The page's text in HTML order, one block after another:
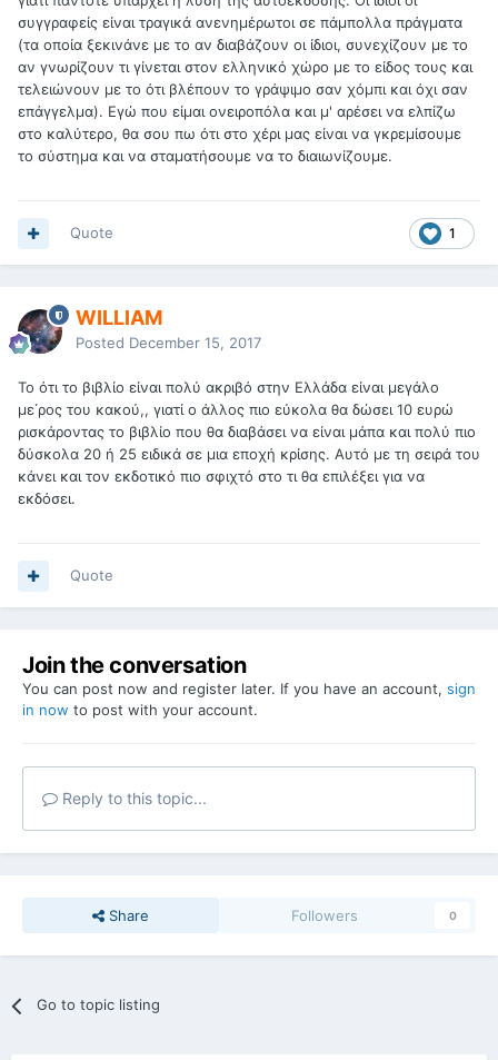
συγγραφείς είναι τραγικά ανενημέρωτοι σε πάμπολλα πράγματα
(τα οποία ξεκινάνε με το αν διαβάζουν οι ίδιοι, συνεχίζουν με το
αν γνωρίζουν τι γίνεται στον ελληνικό χώρο με το είδος τους και
τελειώνουν με το ότι βλέπουν το γράψιμο σαν χόμπι και όχι σαν
επάγγελμα). Εγώ που είμαι ονειροπόλα και μ' αρέσει να ελπίζω
στο καλύτερο, θα σου πω ότι στο χέρι μας είναι να γκρεμίσουμε
το σύστημα και να σταματήσουμε να το διαιωνίζουμε.
1
Quote
WILLIAM
Posted December 15, 2017
Το ότι το βιβλίο είναι πολύ ακριβό στην Ελλάδα είναι μεγάλο
με΄ρος του κακού,, γιατί ο άλλος πιο εύκολα θα δώσει 10 ευρώ
ρισκάροντας το βιβλίο που θα διαβάσει να είναι μάπα και πολύ πιο
δύσκολα 20 ή 25 ειδικά σε μια εποχή κρίσης. Αυτό με τη σειρά του
κάνει και τον εκδοτικό πιο σφιχτό στο τι θα επιλέξει για να
εκδόσει.
Quote
Join the conversation
You can post now and register later. If you have an account, sign
in now to post with your account.
Reply to this topic...
Share Followers 0
Go to topic listing